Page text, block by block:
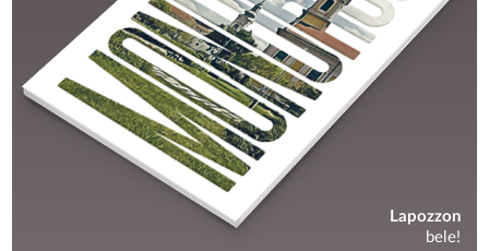
Lapozzon
bele!